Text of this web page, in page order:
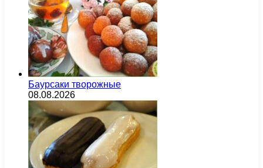
Баурсаки творожные
08.08.2026